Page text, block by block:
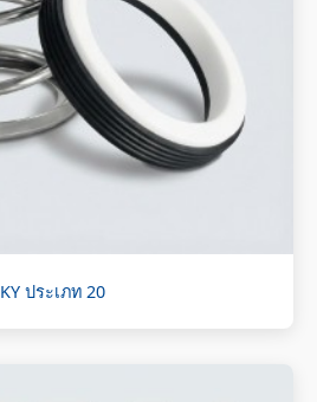
KY ประเภท 20